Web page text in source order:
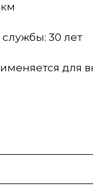
30 лет
для